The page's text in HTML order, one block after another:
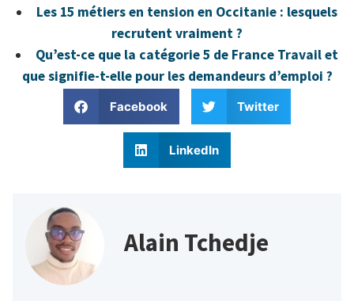
Les 15 métiers en tension en Occitanie : lesquels
recrutent vraiment ?
Qu’est-ce que la catégorie 5 de France Travail et
que signifie-t-elle pour les demandeurs d’emploi ?
Facebook Twitter
LinkedIn
Alain Tchedje